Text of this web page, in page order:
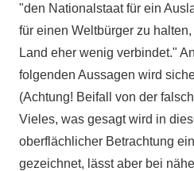
"den Nationalstaat für ein
für einen Weltbürger zu
Land eher wenig verbindet."
folgenden Aussagen wird
(Achtung! Beifall von der
Vieles, was gesagt wird in
oberflächlicher Betrachtung
gezeichnet, lässt aber bei